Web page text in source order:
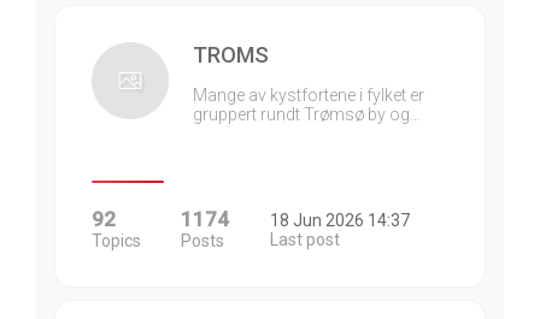
TROMS
Mange av kystfortene i fylket er
gruppert rundt Trømsø by og…
92
Topics
1174
Posts
18 Jun 2026 14:37
Last post